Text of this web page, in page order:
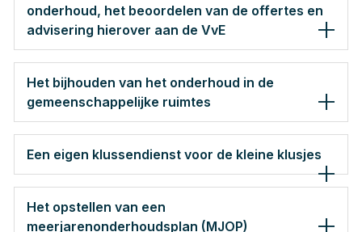
onderhoud, het beoordelen van de offertes en
advisering hierover aan de VvE
Het bijhouden van het onderhoud in de
gemeenschappelijke ruimtes
Een eigen klussendienst voor de kleine klusjes
Het opstellen van een
meerjarenonderhoudsplan (MJOP)